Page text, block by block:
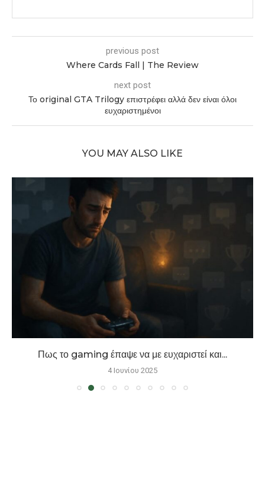
previous post
Where Cards Fall | The Review
next post
Το original GTA Trilogy επιστρέφει αλλά δεν είναι όλοι
ευχαριστημένοι
YOU MAY ALSO LIKE
Πως το gaming έπαψε να με ευχαριστεί και...
4 Ιουνίου 2025